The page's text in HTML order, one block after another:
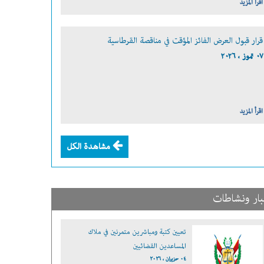
اقرأ المزيد
قرار قبول العرض الفائز المؤقت في مناقصة القرطاسية
٠٧ تموز ، ٢٠٢٦
اقرأ المزيد
مشاهدة الكل
ونشاطات
تعيين كتبة ومباشرين متمرنين في ملاك
المساعدين القضائيين
٠٤ حزيران ، ٢٠٢٦